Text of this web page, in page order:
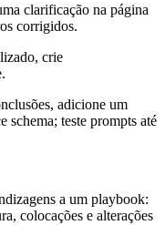
clarificação na página
corrigidos.
crie
adicione um
schema; teste prompts até
a um playbook:
colocações e alterações